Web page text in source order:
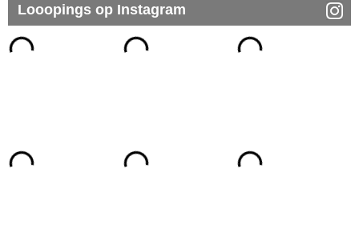
Looopings op Instagram